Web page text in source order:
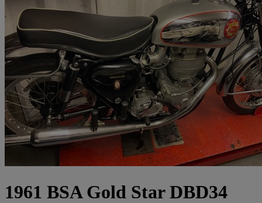
1961 BSA Gold Star DBD34